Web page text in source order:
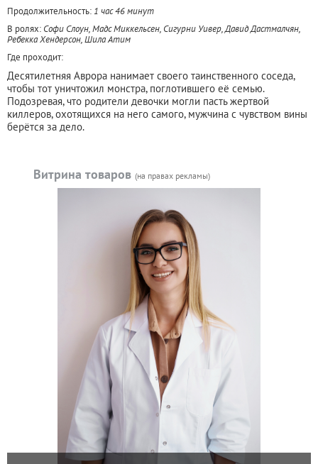
Продолжительность: 1 час 46 минут
В ролях: Софи Слоун, Мадс Миккельсен, Сигурни Уивер, Давид Дастмалчян,
Ребекка Хендерсон, Шила Атим
Где проходит:
Десятилетняя Аврора нанимает своего таинственного соседа,
чтобы тот уничтожил монстра, поглотившего её семью.
Подозревая, что родители девочки могли пасть жертвой
киллеров, охотящихся на него самого, мужчина с чувством вины
берётся за дело.
Витрина товаров (на правах рекламы)